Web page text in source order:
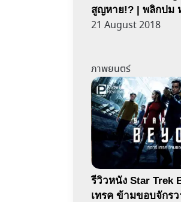
สูญหาย!? | พลิกปม
21 August 2018
ภาพยนตร์
รีวิวหนัง Star Trek
เทรค ข้ามขอบจักร